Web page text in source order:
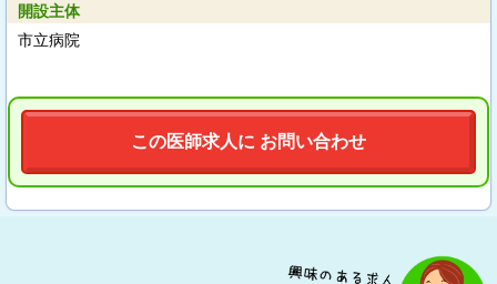
開設主体
市立病院
この医師求人に お問い合わせ